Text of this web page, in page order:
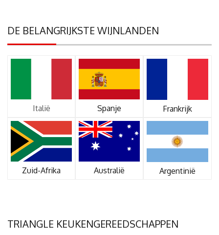
DE BELANGRIJKSTE WIJNLANDEN
Italië Spanje Frankrijk
Zuid-Afrika Australië Argentinië
TRIANGLE KEUKENGEREEDSCHAPPEN